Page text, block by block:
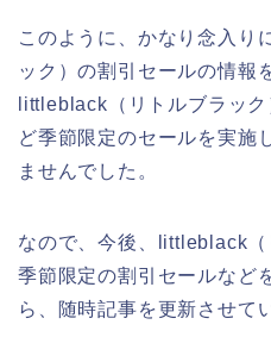
このように、かなり念入り
ック）の割引セールの情報
littleblack（リトルブラッ
ど季節限定のセールを実施
ませんでした。
なので、今後、littleblack
季節限定の割引セールなど
ら、随時記事を更新させて